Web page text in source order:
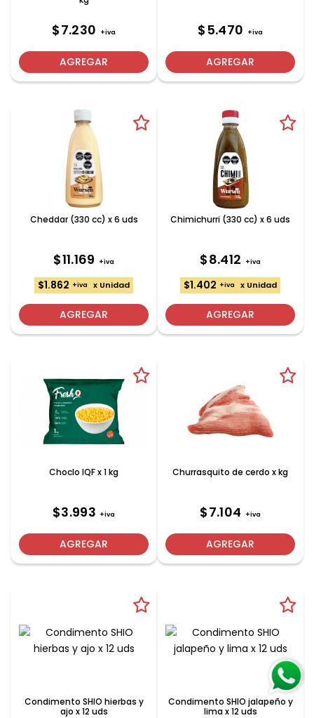
$7.230 +iva
AGREGAR
$5.470 +iva
AGREGAR
Cheddar (330 cc) x 6 uds
$11.169 +iva
$1.862 +iva x Unidad
AGREGAR
Chimichurri (330 cc) x 6 uds
$8.412 +iva
$1.402 +iva x Unidad
AGREGAR
Choclo IQF x 1 kg
$3.993 +iva
AGREGAR
Churrasquito de cerdo x kg
$7.104 +iva
AGREGAR
Condimento SHIO hierbas y
ajo x 12 uds
Condimento SHIO jalapeño y
lima x 12 uds